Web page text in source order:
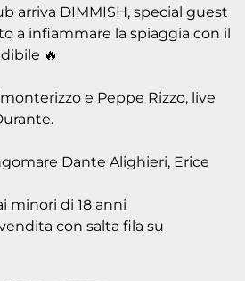
arriva DIMMISH, special guest
a infiammare la spiaggia con il
🔥
e Peppe Rizzo, live
Dante Alighieri, Erice
minori di 18 anni
con salta fila su